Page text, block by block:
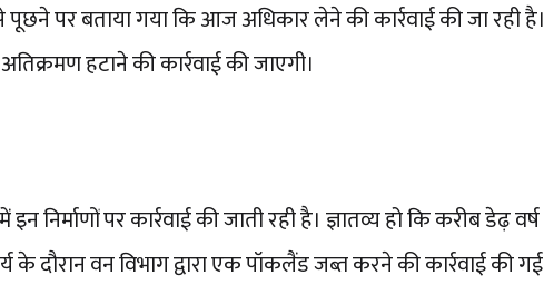
पूछने पर बताया गया कि आज अधिकार लेने की कार्रवाई की जा रही है।
हटाने की कार्रवाई की जाएगी।
इन निर्माणों पर कार्रवाई की जाती रही है। ज्ञातव्य हो कि करीब डेढ़ वर्ष
के दौरान वन विभाग द्वारा एक पॉकलैंड जब्त करने की कार्रवाई की गई